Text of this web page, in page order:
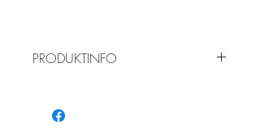
PRODUKTINFO
Weinraute, Estragon, Basilikum,
Zitronenverbene, Salbei, Pfefferminze,